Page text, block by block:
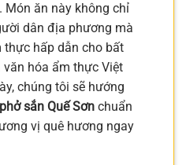
ăn này không chỉ
dân địa phương mà
hấp dẫn cho bất
hóa ẩm thực Việt
chúng tôi sẽ hướng
sắn Quế Sơn chuẩn
vị quê hương ngay